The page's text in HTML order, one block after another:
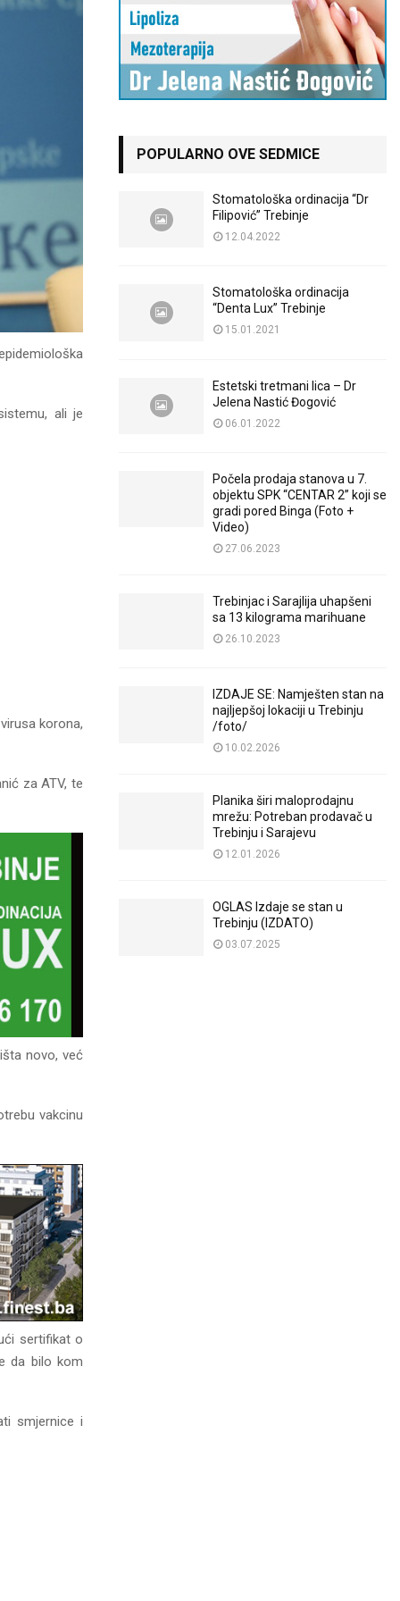
ali je
korona,
za ATV, te
novo, već
vakcinu
sertifikat o
da bilo kom
smjernice i
POPULARNO OVE SEDMICE
Stomatološka ordinacija “Dr
Filipović” Trebinje
12.04.2022
Stomatološka ordinacija
“Denta Lux” Trebinje
15.01.2021
Estetski tretmani lica – Dr
Jelena Nastić Đogović
06.01.2022
Počela prodaja stanova u 7.
objektu SPK “CENTAR 2” koji se
gradi pored Binga (Foto +
Video)
27.06.2023
Trebinjac i Sarajlija uhapšeni
sa 13 kilograma marihuane
26.10.2023
IZDAJE SE: Namješten stan na
najljepšoj lokaciji u Trebinju
/foto/
10.02.2026
Planika širi maloprodajnu
mrežu: Potreban prodavač u
Trebinju i Sarajevu
12.01.2026
OGLAS Izdaje se stan u
Trebinju (IZDATO)
03.07.2025